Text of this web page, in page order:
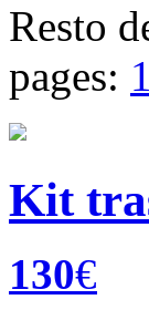
Resto
pages: 1
Kit
130€